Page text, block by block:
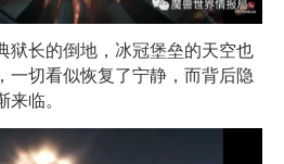
狱长的倒地，冰冠堡垒的天空也
一切看似恢复了宁静，而背后隐
临。